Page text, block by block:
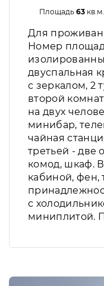
Площадь63 кв.м.
Для
Номер
двуспальная
с зеркалом, 2
второй
на двух
минибар,
чайная
третьей - две
комод, шкаф.
кабиной, фен,
с
миниплитой.